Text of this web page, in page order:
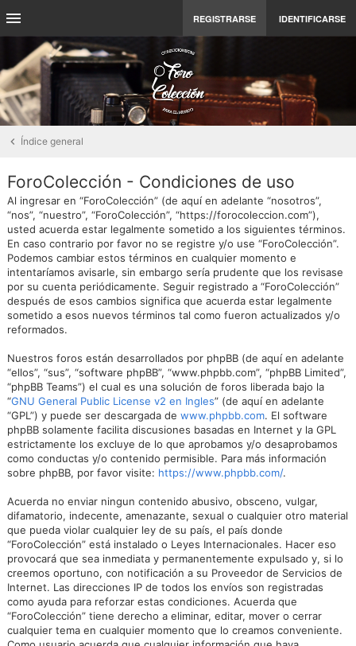
REGISTRARSE IDENTIFICARSE
Índice general
ForoColección - Condiciones de uso
Al ingresar en “ForoColección” (de aquí en adelante “nosotros”,
“nos”, “nuestro”, “ForoColección”, “https://forocoleccion.com”),
usted acuerda estar legalmente sometido a los siguientes términos.
En caso contrario por favor no se registre y/o use “ForoColección”.
Podemos cambiar estos términos en cualquier momento e
intentaríamos avisarle, sin embargo sería prudente que los revisase
por su cuenta periódicamente. Seguir registrado a “ForoColección”
después de esos cambios significa que acuerda estar legalmente
sometido a esos nuevos términos tal como fueron actualizados y/o
reformados.
Nuestros foros están desarrollados por phpBB (de aquí en adelante
“ellos”, “sus”, “software phpBB”, “www.phpbb.com”, “phpBB Limited”,
“phpBB Teams”) el cual es una solución de foros liberada bajo la
“GNU General Public License v2 en Ingles” (de aquí en adelante
“GPL”) y puede ser descargada de www.phpbb.com. El software
phpBB solamente facilita discusiones basadas en Internet y la GPL
estrictamente los excluye de lo que aprobamos y/o desaprobamos
como conductas y/o contenido permisible. Para más información
sobre phpBB, por favor visite: https://www.phpbb.com/.
Acuerda no enviar ningun contenido abusivo, obsceno, vulgar,
difamatorio, indecente, amenazante, sexual o cualquier otro material
que pueda violar cualquier ley de su país, el país donde
“ForoColección” está instalado o Leyes Internacionales. Hacer eso
provocará que sea inmediata y permanentemente expulsado y, si lo
creemos oportuno, con notificación a su Proveedor de Servicios de
Internet. Las direcciones IP de todos los envíos son registradas
como ayuda para reforzar estas condiciones. Acuerda que
“ForoColección” tiene derecho a eliminar, editar, mover o cerrar
cualquier tema en cualquier momento que lo creamos conveniente.